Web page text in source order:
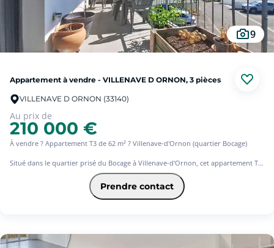
9
Appartement à vendre - VILLENAVE D ORNON, 3 pièces
VILLENAVE D ORNON (33140)
Au prix de
210 000 €
À vendre ? Appartement T3 de 62 m² ? Villenave-d'Ornon (quartier Bocage)
Situé dans le quartier prisé du Bocage à Villenave-d'Ornon, cet appartement T3
de 62 m², au 1er étage d'une résidence récente, sécurisée et équipée d'un
ascenseur, séduira par son excellent agencement et son confort de vie.
Dès l'entrée, vous découvrez une belle pièce de vie lumineuse avec cuisine
Prendre contact